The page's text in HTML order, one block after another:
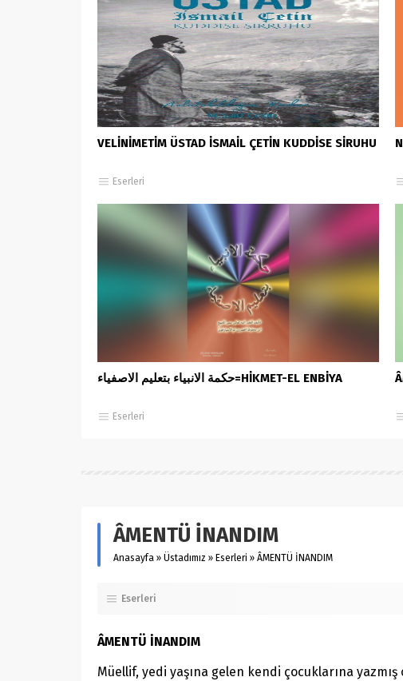
VELİNİMETİM ÜSTAD İSMAİL ÇETİN KUDDİSE SİRUHU
Eserleri
حكمة الانبياء بتعليم الاصفياء=HİKMET-EL ENBİYA
Eserleri
ÂMENTÜ İNANDIM
Anasayfa » Üstadımız » Eserleri » ÂMENTÜ İNANDIM
Eserleri
ÂMENTÜ İNANDIM
Müellif, yedi yaşına gelen kendi çocuklarına